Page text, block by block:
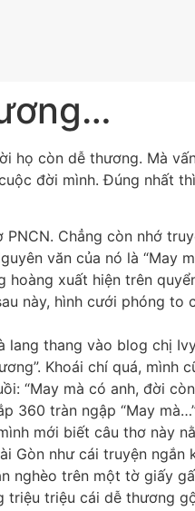
họ còn dễ thương. Mà
đời mình. Đúng nhất
Chẳng còn nhớ
văn của nó là “May
xuất hiện trên
này, hình cưới phóng to
thang vào blog chị
Khoái chí quá, mình
“May mà có anh, đời
360 tràn ngập “May
mới biết câu thơ này
Gòn như cái truyện
trên một tờ giấy
triệu triệu cái dễ thương